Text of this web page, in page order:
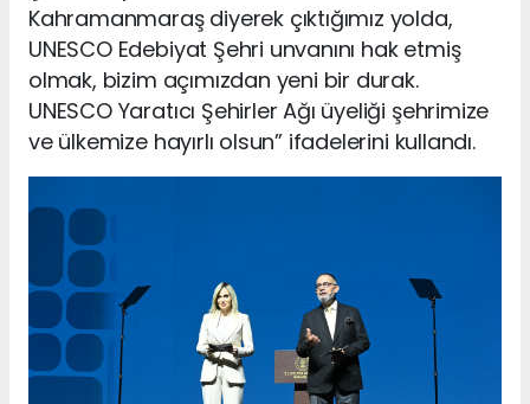
Kahramanmaraş diyerek çıktığımız yolda,
UNESCO Edebiyat Şehri unvanını hak etmiş
olmak, bizim açımızdan yeni bir durak.
UNESCO Yaratıcı Şehirler Ağı üyeliği şehrimize
ve ülkemize hayırlı olsun” ifadelerini kullandı.